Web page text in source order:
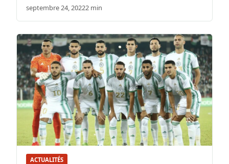
septembre 24, 20222 min
ACTUALITÉS